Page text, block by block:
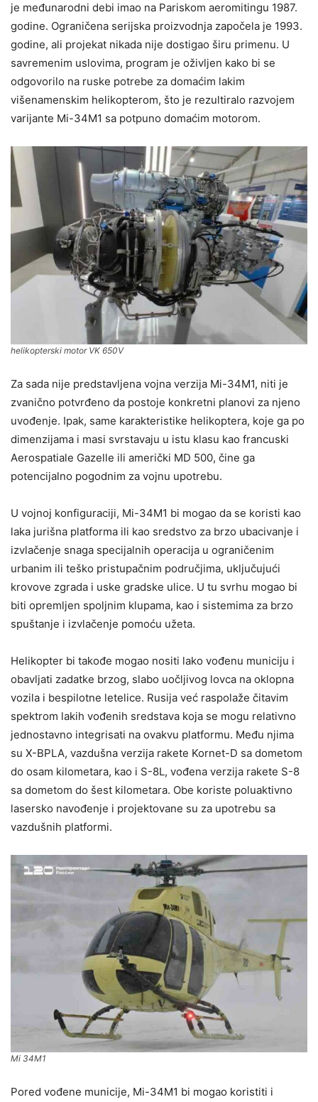
je međunarodni debi imao na Pariskom aeromitingu 1987.
godine. Ograničena serijska proizvodnja započela je 1993.
godine, ali projekat nikada nije dostigao širu primenu. U
savremenim uslovima, program je oživljen kako bi se
odgovorilo na ruske potrebe za domaćim lakim
višenamenskim helikopterom, što je rezultiralo razvojem
varijante Mi-34M1 sa potpuno domaćim motorom.
helikopterski motor VK 650V
Za sada nije predstavljena vojna verzija Mi-34M1, niti je
zvanično potvrđeno da postoje konkretni planovi za njeno
uvođenje. Ipak, same karakteristike helikoptera, koje ga po
dimenzijama i masi svrstavaju u istu klasu kao francuski
Aerospatiale Gazelle ili američki MD 500, čine ga
potencijalno pogodnim za vojnu upotrebu.
U vojnoj konfiguraciji, Mi-34M1 bi mogao da se koristi kao
laka jurišna platforma ili kao sredstvo za brzo ubacivanje i
izvlačenje snaga specijalnih operacija u ograničenim
urbanim ili teško pristupačnim područjima, uključujući
krovove zgrada i uske gradske ulice. U tu svrhu mogao bi
biti opremljen spoljnim klupama, kao i sistemima za brzo
spuštanje i izvlačenje pomoću užeta.
Helikopter bi takođe mogao nositi lako vođenu municiju i
obavljati zadatke brzog, slabo uočljivog lovca na oklopna
vozila i bespilotne letelice. Rusija već raspolaže čitavim
spektrom lakih vođenih sredstava koja se mogu relativno
jednostavno integrisati na ovakvu platformu. Među njima
su X-BPLA, vazdušna verzija rakete Kornet-D sa dometom
do osam kilometara, kao i S-8L, vođena verzija rakete S-8
sa dometom do šest kilometara. Obe koriste poluaktivno
lasersko navođenje i projektovane su za upotrebu sa
vazdušnih platformi.
Mi 34M1
Pored vođene municije, Mi-34M1 bi mogao koristiti i